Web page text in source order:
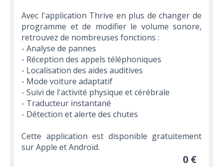
Avec l'application Thrive en plus de changer de
programme et de modifier le volume sonore,
retrouvez de nombreuses fonctions :
- Analyse de pannes
- Réception des appels téléphoniques
- Localisation des aides auditives
- Mode voiture adaptatif
- Suivi de l'activité physique et cérébrale
- Traducteur instantané
- Détection et alerte des chutes
Cette application est disponible gratuitement
sur Apple et Androïd.
0 €